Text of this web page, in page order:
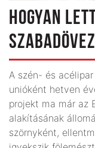
HOGYAN
A szén- és
unióként hetven
projekt ma már az
alakításának
szörnyként,